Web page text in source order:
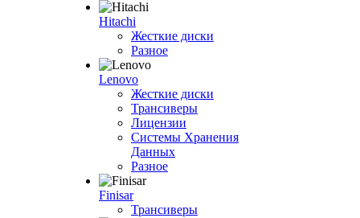
Hitachi
Жесткие диски
Разное
Lenovo
Жесткие диски
Трансиверы
Лицензии
Системы Хранения
Данных
Разное
Finisar
Трансиверы